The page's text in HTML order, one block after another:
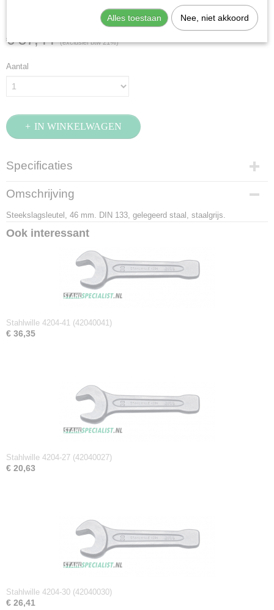
(42040046)
€ 57,44 (exclusief btw 21%)
Aantal
IN WINKELWAGEN
Specificaties
Productcode
42040046
EAN code
4018754023707
Afmetingen (l,b,h)
Omschrijving
Steekslagsleutel, 46 mm. DIN 133, gelegeerd staal, staalgrijs.
Ook interessant
Stahlwille 4204-41 (42040041)
€ 36,35
Stahlwille 4204-27 (42040027)
€ 20,63
Stahlwille 4204-30 (42040030)
€ 26,41
Alles toestaan Nee, niet akkoord